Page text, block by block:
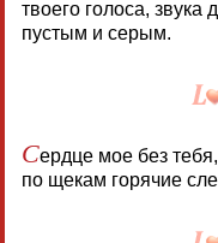
твоего голоса, звука
пустым и серым.
Сердце мое без
по щекам горячие